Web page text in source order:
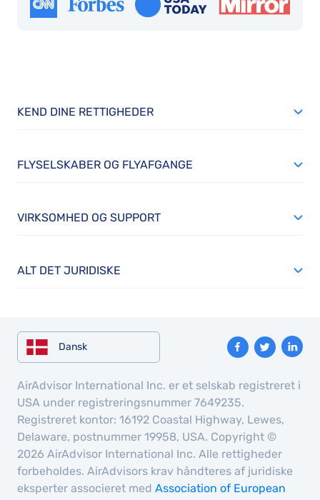
KEND DINE RETTIGHEDER
FLYSELSKABER OG FLYAFGANGE
VIRKSOMHED OG SUPPORT
ALT DET JURIDISKE
Dansk
AirAdvisor International Inc. er et selskab registreret i
USA under registreringsnummer 7649235.
Registreret kontor: 16192 Coastal Highway, Lewes,
Delaware, postnummer 19958, USA. Copyright ©
2026 AirAdvisor International Inc. Alle rettigheder
forbeholdes. AirAdvisors krav håndteres af juridiske
eksperter associeret med Association of European